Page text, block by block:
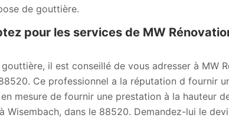
de gouttière.
pour les services de MW
il est conseillé de vous adresser à MW
Ce professionnel a la réputation d fournir
mesure de fournir une prestation à la hauteur
Wisembach, dans le 88520. Demandez-lui le